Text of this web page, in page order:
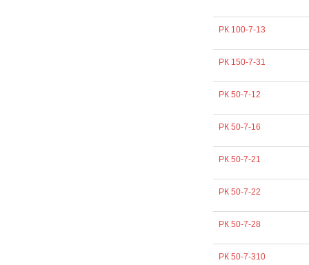
РК 100-7-13
РК 150-7-31
РК 50-7-12
РК 50-7-16
РК 50-7-21
РК 50-7-22
РК 50-7-28
РК 50-7-310